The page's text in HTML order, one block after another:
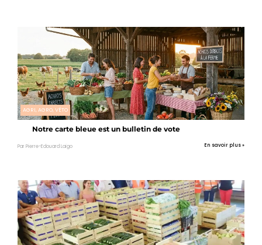
AGRI, AGRO, VÉTO
Notre carte bleue est un bulletin de vote
Par Pierre-Edouard Laigo En savoir plus »